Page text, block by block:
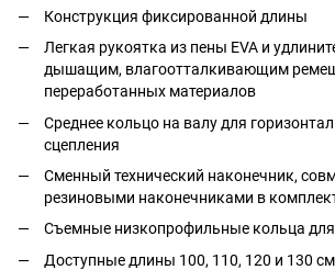
Конструкция фиксированной длины
Легкая рукоятка из пены EVA и
дышащим, влагоотталкивающим
переработанных материалов
Среднее кольцо на валу для
сцепления
Сменный технический наконечник,
резиновыми наконечниками в
Съемные низкопрофильные кольца для
Доступные длины 100, 110, 120 и 130 см